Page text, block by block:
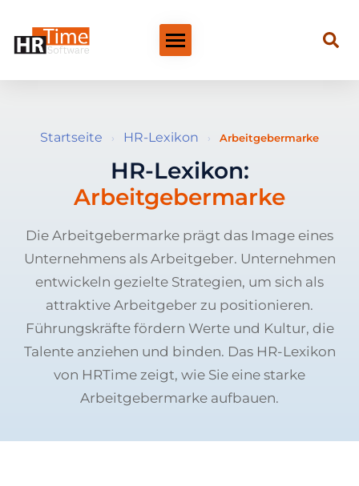
Startseite › HR-Lexikon › Arbeitgebermarke
HR-Lexikon:
Arbeitgebermarke
Die Arbeitgebermarke prägt das Image eines
Unternehmens als Arbeitgeber. Unternehmen
entwickeln gezielte Strategien, um sich als
attraktive Arbeitgeber zu positionieren.
Führungskräfte fördern Werte und Kultur, die
Talente anziehen und binden. Das HR-Lexikon
von HRTime zeigt, wie Sie eine starke
Arbeitgebermarke aufbauen.